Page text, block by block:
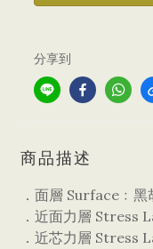
分享到
商品描述
．面層 Surface﹕
．近面力層 Stress
．近芯力層 Stress